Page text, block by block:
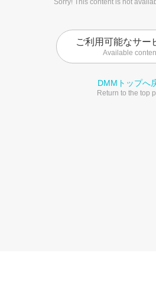
Sorry! This content is not
ご利用可能なサー
Available
DMMトップへ
Return to the top